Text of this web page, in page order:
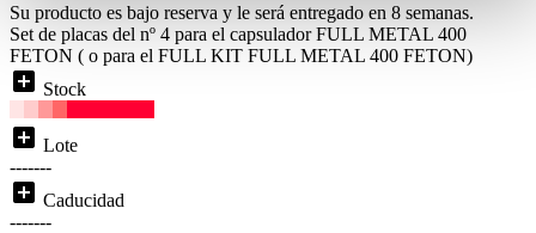
Su producto es bajo reserva y le será entregado en 8 semanas.
Set de placas del nº 4 para el capsulador FULL METAL 400
FETON ( o para el FULL KIT FULL METAL 400 FETON)
add_box Stock
add_box Lote
-------
add_box Caducidad
-------